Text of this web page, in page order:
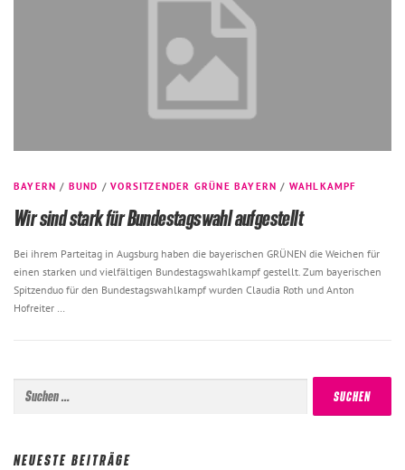
BAYERN / BUND /VORSITZENDER GRÜNE BAYERN / WAHLKAMPF
Wir sind stark für Bundestagswahl aufgestellt
Bei ihrem Parteitag in Augsburg haben die bayerischen GRÜNEN die Weichen für
einen starken und vielfältigen Bundestagswahlkampf gestellt. Zum bayerischen
Spitzenduo für den Bundestagswahlkampf wurden Claudia Roth und Anton
Hofreiter …
nach:
NEUESTE BEITRÄGE